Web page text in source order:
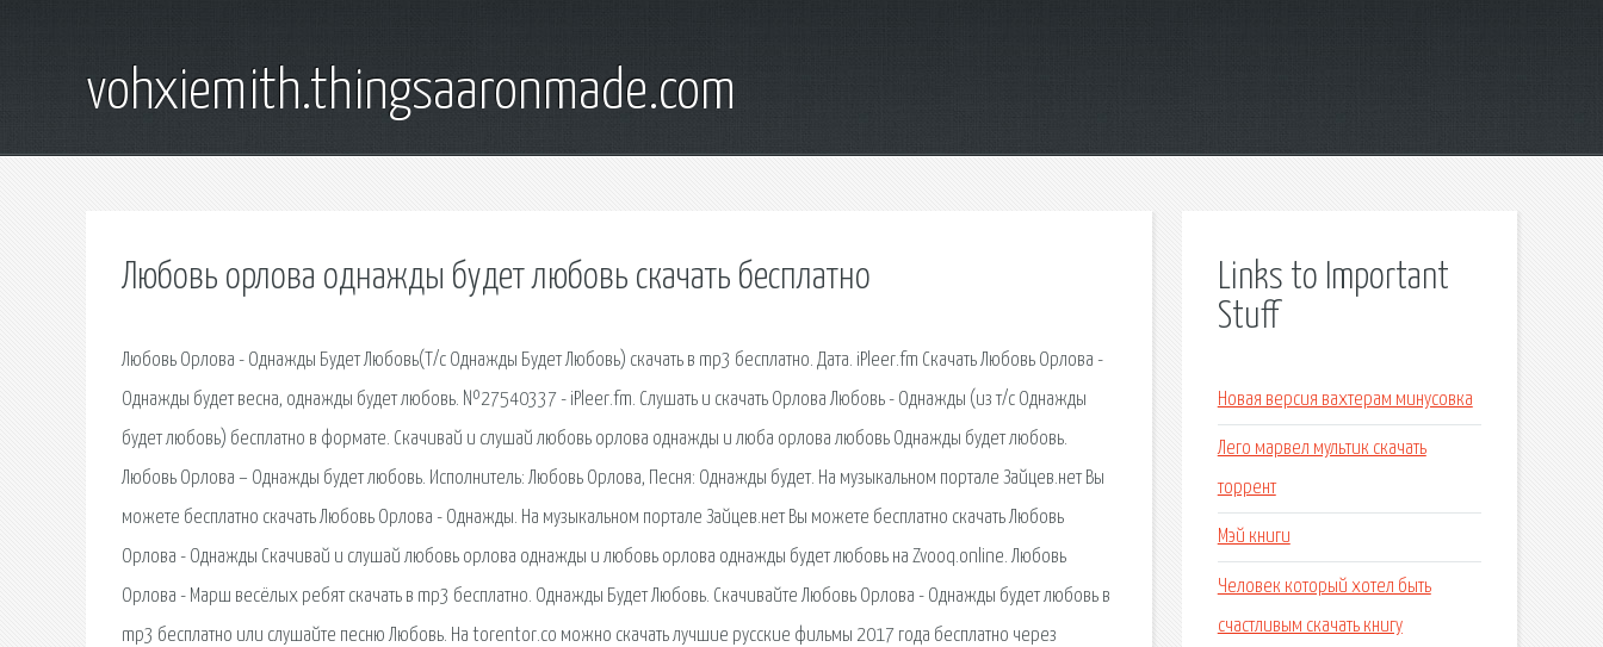
vohxiemith.thingsaaronmade.com
Любовь орлова однажды будет любовь скачать бесплатно
Любовь Орлова - Однажды Будет Любовь(Т/с Однажды Будет Любовь) скачать в mp3 бесплатно. Дата. iPleer.fm Скачать Любовь Орлова -
Однажды будет весна, однажды будет любовь. №27540337 - iPleer.fm. Слушать и скачать Орлова Любовь - Однажды (из т/с Однажды
будет любовь) бесплатно в формате. Скачивай и слушай любовь орлова однажды и люба орлова любовь Однажды будет любовь.
Любовь Орлова – Однажды будет любовь. Исполнитель: Любовь Орлова, Песня: Однажды будет. На музыкальном портале Зайцев.нет Вы
можете бесплатно скачать Любовь Орлова - Однажды. На музыкальном портале Зайцев.нет Вы можете бесплатно скачать Любовь
Орлова - Однажды Скачивай и слушай любовь орлова однажды и любовь орлова однажды будет любовь на Zvooq.online. Любовь
Орлова - Марш весёлых ребят скачать в mp3 бесплатно. Однажды Будет Любовь. Скачивайте Любовь Орлова - Однажды будет любовь в
mp3 бесплатно или слушайте песню Любовь. На torentor.co можно скачать лучшие русские фильмы 2017 года бесплатно через
Links to Important
Stuff
Новая версия вахтерам минусовка
Лего марвел мультик скачать
торрент
Мэй книги
Человек который хотел быть
счастливым скачать книгу